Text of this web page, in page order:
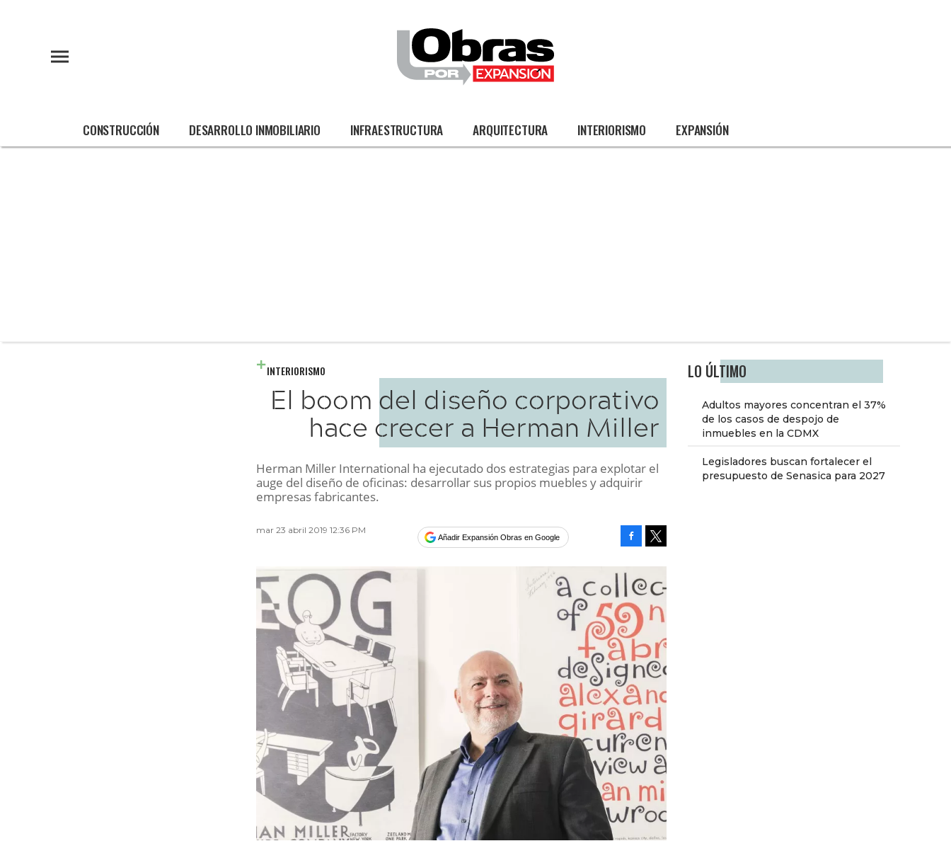
CONSTRUCCIÓN DESARROLLO INMOBILIARIO INFRAESTRUCTURA ARQUITECTURA INTERIORISMO EXPANSIÓN
LO ÚLTIMO
Adultos mayores concentran el 37%
de los casos de despojo de
inmuebles en la CDMX
Legisladores buscan fortalecer el
presupuesto de Senasica para 2027
INTERIORISMO
El boom del diseño corporativo
hace crecer a Herman Miller
Herman Miller International ha ejecutado dos estrategias para explotar el
auge del diseño de oficinas: desarrollar sus propios muebles y adquirir
empresas fabricantes.
mar 23 abril 2019 12:36 PM
Añadir Expansión Obras en Google